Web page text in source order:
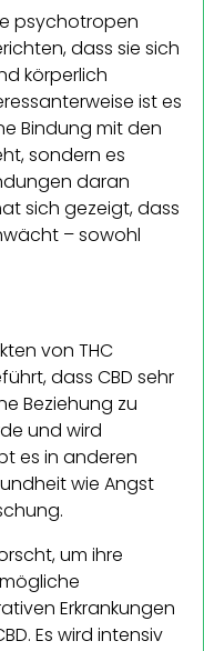
psychotropen
dass sie sich
körperlich
ist es
Bindung mit den
sondern es
daran
sich gezeigt, dass
– sowohl
von THC
dass CBD sehr
Beziehung zu
und wird
es in anderen
wie Angst
um ihre
Erkrankungen
Es wird intensiv